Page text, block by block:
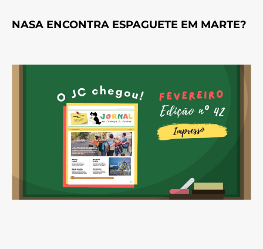
NASA ENCONTRA ESPAGUETE EM MARTE?